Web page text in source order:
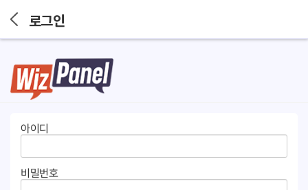
로그인
아이디
비밀번호